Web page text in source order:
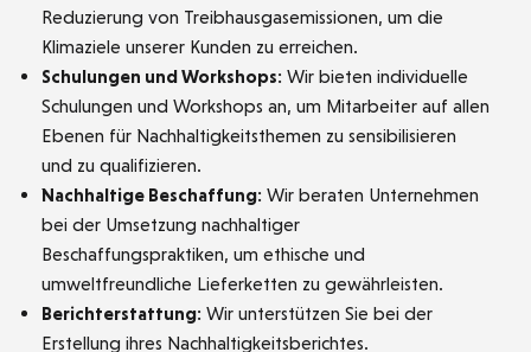
Reduzierung von Treibhausgasemissionen, um die
Klimaziele unserer Kunden zu erreichen.
Schulungen und Workshops: Wir bieten individuelle
Schulungen und Workshops an, um Mitarbeiter auf allen
Ebenen für Nachhaltigkeitsthemen zu sensibilisieren
und zu qualifizieren.
Nachhaltige Beschaffung: Wir beraten Unternehmen
bei der Umsetzung nachhaltiger
Beschaffungspraktiken, um ethische und
umweltfreundliche Lieferketten zu gewährleisten.
Berichterstattung: Wir unterstützen Sie bei der
Erstellung ihres Nachhaltigkeitsberichtes.